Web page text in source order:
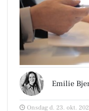
Emilie
Onsdag d. 23. okt.